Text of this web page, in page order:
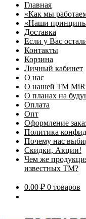
Главная
«Как мы
«Наши
Доставка
Если у Вас
Контакты
Корзина
Личный кабинет
О нас
О нашей ТМ
О планах на
Оплата
Опт
Оформление
Политика
Почему нас
Скидки, Акции!
Чем же
известных ТМ?
0.00 ₽ 0 товаров